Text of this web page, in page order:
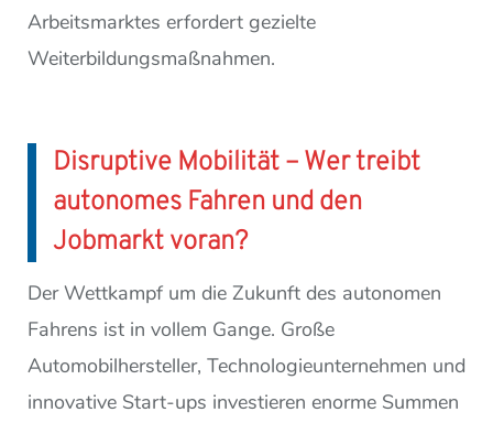
Arbeitsmarktes erfordert gezielte
Weiterbildungsmaßnahmen.
Disruptive Mobilität – Wer treibt
autonomes Fahren und den
Jobmarkt voran?
Der Wettkampf um die Zukunft des autonomen
Fahrens ist in vollem Gange. Große
Automobilhersteller, Technologieunternehmen und
innovative Start-ups investieren enorme Summen